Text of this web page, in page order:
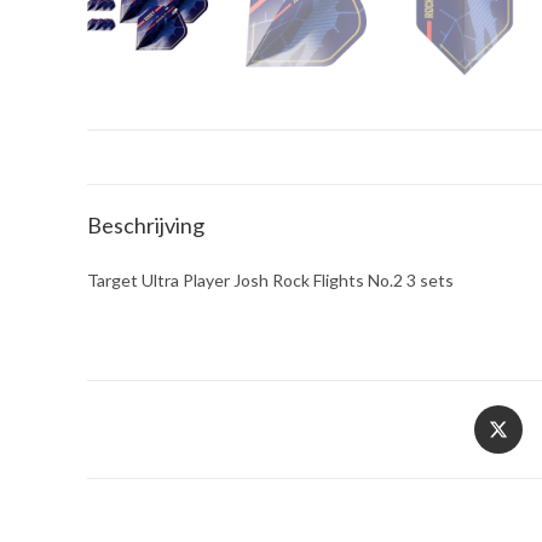
Beschrijving
Target Ultra Player Josh Rock Flights No.2 3 sets
Opent
in